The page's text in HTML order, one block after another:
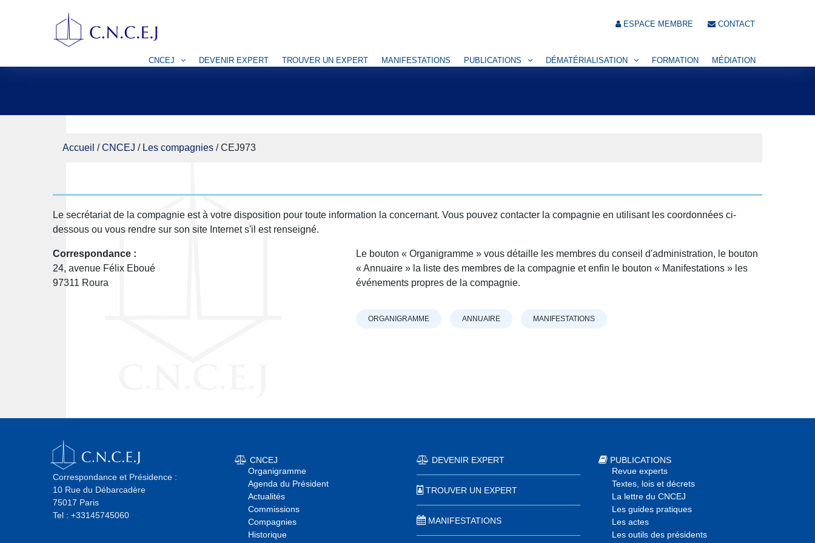
ESPACE MEMBRE CONTACT
CNCEJ DEVENIR EXPERT TROUVER UN EXPERT MANIFESTATIONS PUBLICATIONS DÉMATÉRIALISATION FORMATION MÉDIATION
Accueil /CNCEJ / Les compagnies /CEJ973
Le secrétariat de la compagnie est à votre disposition pour toute information la concernant. Vous pouvez contacter la compagnie en utilisant les coordonnées ci-
dessous ou vous rendre sur son site Internet s'il est renseigné.
Correspondance :
24, avenue Félix Eboué
97311 Roura
Le bouton « Organigramme » vous détaille les membres du conseil d'administration, le bouton
« Annuaire » la liste des membres de la compagnie et enfin le bouton « Manifestations » les
événements propres de la compagnie.
ORGANIGRAMME ANNUAIRE MANIFESTATIONS
Correspondance et Présidence :
10 Rue du Débarcadère
75017 Paris
Tel : +33145745060
CNCEJ
Organigramme
Agenda du Président
Actualités
Commissions
Compagnies
Historique
DEVENIR EXPERT
TROUVER UN EXPERT
MANIFESTATIONS
PUBLICATIONS
Revue experts
Textes, lois et décrets
La lettre du CNCEJ
Les guides pratiques
Les actes
Les outils des présidents